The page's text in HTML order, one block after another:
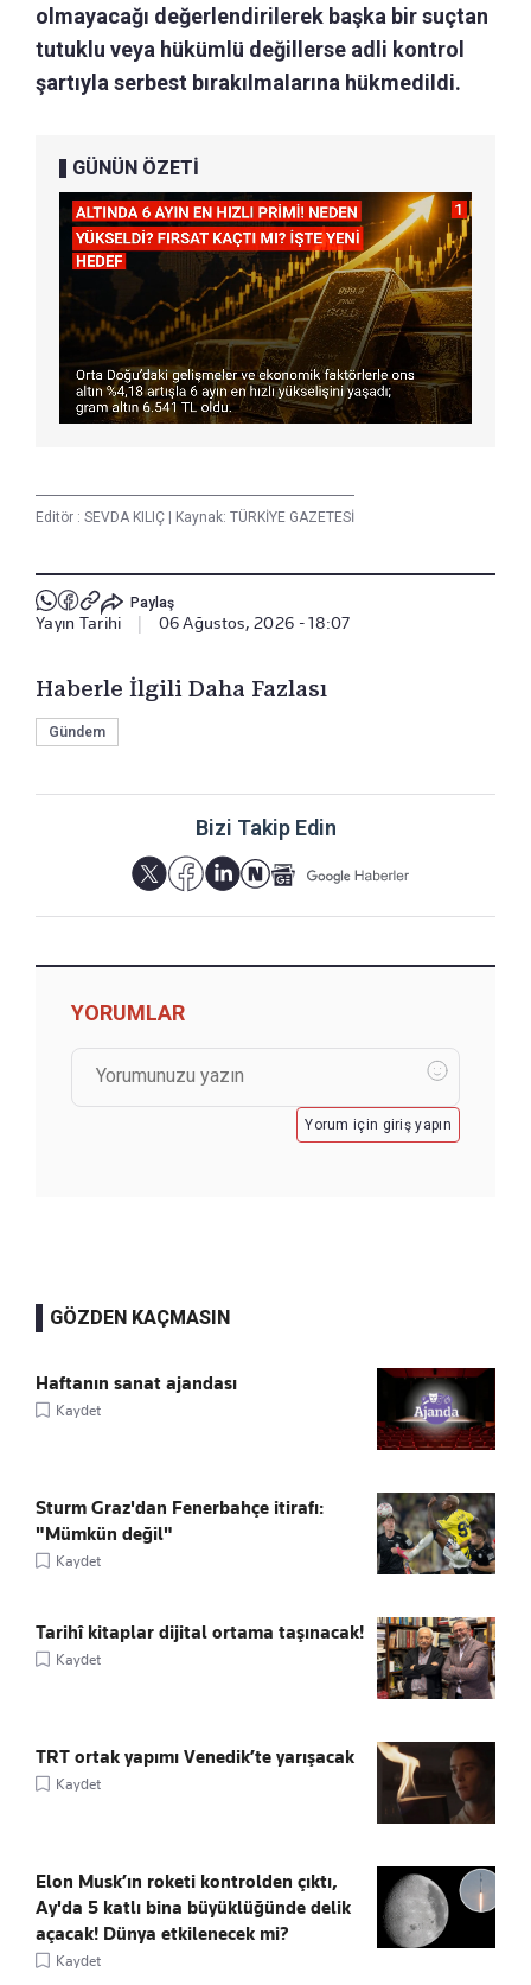
olmayacağı değerlendirilerek başka bir suçtan
tutuklu veya hükümlü değillerse adli kontrol
şartıyla serbest bırakılmalarına hükmedildi.
GÜNÜN ÖZETİ
Editör : SEVDA KILIÇ Kaynak: TÜRKİYE GAZETESİ
Paylaş
Yayın Tarihi 06 Ağustos, 2026 - 18:07
Haberle İlgili Daha Fazlası
Gündem
Bizi Takip Edin
YORUMLAR
Yorum için giriş yapın
GÖZDEN KAÇMASIN
Haftanın sanat ajandası
Kaydet
Sturm Graz'dan Fenerbahçe itirafı:
"Mümkün değil"
Kaydet
Tarihî kitaplar dijital ortama taşınacak!
Kaydet
TRT ortak yapımı Venedik’te yarışacak
Kaydet
Elon Musk’ın roketi kontrolden çıktı,
Ay'da 5 katlı bina büyüklüğünde delik
açacak! Dünya etkilenecek mi?
Kaydet